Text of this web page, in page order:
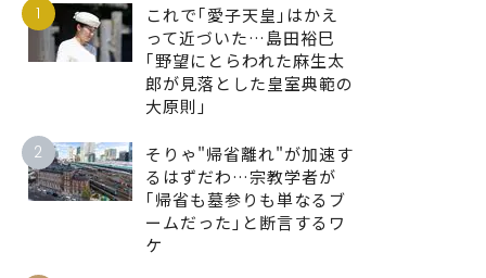
1
これで｢愛子天皇｣はかえ
って近づいた…島田裕巳
｢野望にとらわれた麻生太
郎が見落とした皇室典範の
大原則｣
2
そりゃ"帰省離れ"が加速す
るはずだわ…宗教学者が
｢帰省も墓参りも単なるブ
ームだった｣と断言するワ
ケ